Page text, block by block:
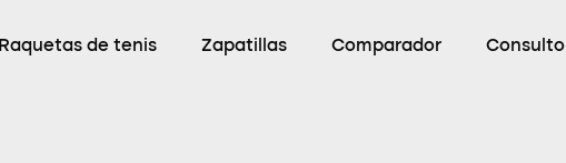
Raquetas de tenis Zapatillas Comparador